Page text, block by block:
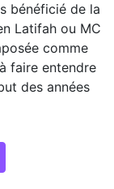
bénéficié de la
Latifah ou MC
comme
faire entendre
des années